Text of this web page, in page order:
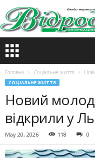
Головна Соціальне життя
СОЦІАЛЬНЕ ЖИТТЯ
Новий
відкрили у
May 20, 2026 118 0